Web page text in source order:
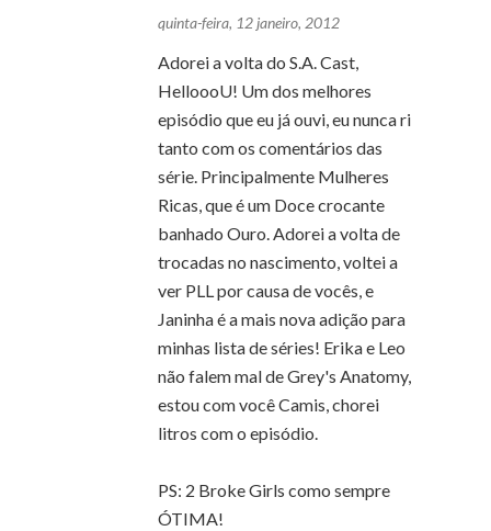
quinta-feira, 12 janeiro, 2012
Adorei a volta do S.A. Cast,
HelloooU! Um dos melhores
episódio que eu já ouvi, eu nunca ri
tanto com os comentários das
série. Principalmente Mulheres
Ricas, que é um Doce crocante
banhado Ouro. Adorei a volta de
trocadas no nascimento, voltei a
ver PLL por causa de vocês, e
Janinha é a mais nova adição para
minhas lista de séries! Erika e Leo
não falem mal de Grey's Anatomy,
estou com você Camis, chorei
litros com o episódio.
PS: 2 Broke Girls como sempre
ÓTIMA!